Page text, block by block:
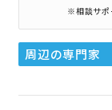
※相談サポ
周辺の専門家